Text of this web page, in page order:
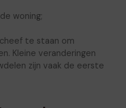
woning;
te staan om
Kleine veranderingen
zijn vaak de eerste